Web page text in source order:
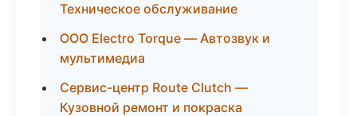
Техническое обслуживание
ООО Electro Torque — Автозвук и
мультимедиа
Сервис-центр Route Clutch —
Кузовной ремонт и покраска